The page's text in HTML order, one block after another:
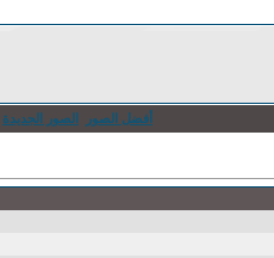
أفضل الصور
الصور الجديدة